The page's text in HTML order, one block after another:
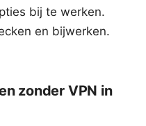
bij te werken.
en bijwerken.
zonder VPN in